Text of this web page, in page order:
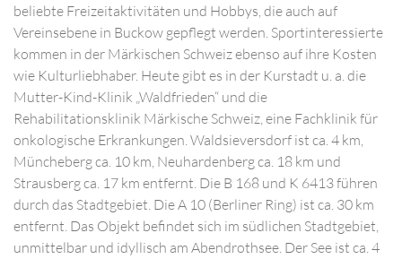
beliebte Freizeitaktivitäten und Hobbys, die auch auf
Vereinsebene in Buckow gepflegt werden. Sportinteressierte
kommen in der Märkischen Schweiz ebenso auf ihre Kosten
wie Kulturliebhaber. Heute gibt es in der Kurstadt u. a. die
Mutter-Kind-Klinik „Waldfrieden“ und die
Rehabilitationsklinik Märkische Schweiz, eine Fachklinik für
onkologische Erkrankungen. Waldsieversdorf ist ca. 4 km,
Müncheberg ca. 10 km, Neuhardenberg ca. 18 km und
Strausberg ca. 17 km entfernt. Die B 168 und K 6413 führen
durch das Stadtgebiet. Die A 10 (Berliner Ring) ist ca. 30 km
entfernt. Das Objekt befindet sich im südlichen Stadtgebiet,
unmittelbar und idyllisch am Abendrothsee. Der See ist ca. 4